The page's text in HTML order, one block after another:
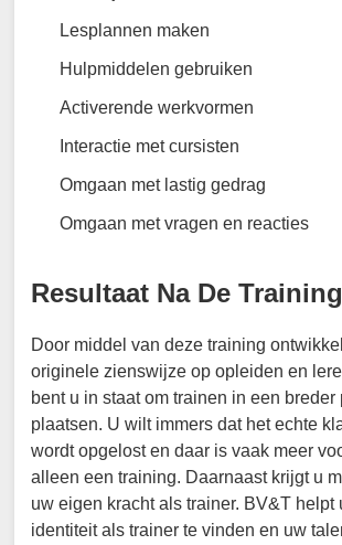
Lesplannen maken
Hulpmiddelen gebruiken
Activerende werkvormen
Interactie met cursisten
Omgaan met lastig gedrag
Omgaan met vragen en reacties
Resultaat Na De Training
Door middel van deze training
originele zienswijze op opleiden en
bent u in staat om trainen in een breder
plaatsen. U wilt immers dat het echte
wordt opgelost en daar is vaak meer
alleen een training. Daarnaast krijgt u
uw eigen kracht als trainer. BV&T helpt
identiteit als trainer te vinden en uw